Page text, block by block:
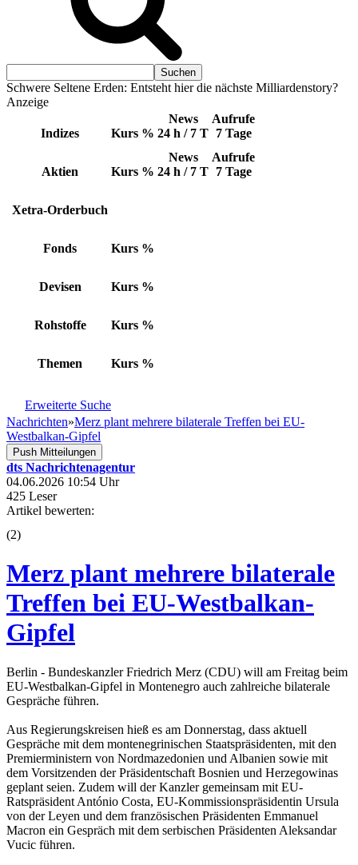
Schwere Seltene Erden: Entsteht hier die nächste Milliardenstory?
Anzeige
Indizes Kurs %
News
24 h / 7 T
Aufrufe
7 Tage
Aktien Kurs %
News
24 h / 7 T
Aufrufe
7 Tage
Xetra-Orderbuch
Fonds Kurs %
Devisen Kurs %
Rohstoffe Kurs %
Themen Kurs %
Erweiterte Suche
Nachrichten»Merz plant mehrere bilaterale Treffen bei EU-
Westbalkan-Gipfel
Push Mitteilungen
dts Nachrichtenagentur
04.06.2026 10:54 Uhr
425 Leser
Artikel bewerten:
(2)
Merz plant mehrere bilaterale
Treffen bei EU-Westbalkan-
Gipfel
Berlin - Bundeskanzler Friedrich Merz (CDU) will am Freitag beim
EU-Westbalkan-Gipfel in Montenegro auch zahlreiche bilaterale
Gespräche führen.
Aus Regierungskreisen hieß es am Donnerstag, dass aktuell
Gespräche mit dem montenegrinischen Staatspräsidenten, mit den
Premierministern von Nordmazedonien und Albanien sowie mit
dem Vorsitzenden der Präsidentschaft Bosnien und Herzegowinas
geplant seien. Zudem will der Kanzler gemeinsam mit EU-
Ratspräsident António Costa, EU-Kommissionspräsidentin Ursula
von der Leyen und dem französischen Präsidenten Emmanuel
Macron ein Gespräch mit dem serbischen Präsidenten Aleksandar
Vucic führen.